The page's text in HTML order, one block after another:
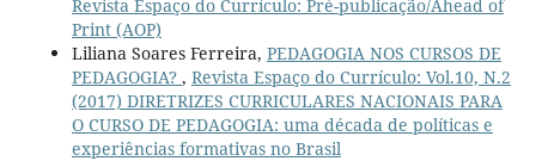
Revista Espaço do Currículo: Pré-publicação/Ahead of
Print (AOP)
Liliana Soares Ferreira, PEDAGOGIA NOS CURSOS DE
PEDAGOGIA? , Revista Espaço do Currículo: Vol.10, N.2
(2017) DIRETRIZES CURRICULARES NACIONAIS PARA
O CURSO DE PEDAGOGIA: uma década de políticas e
experiências formativas no Brasil